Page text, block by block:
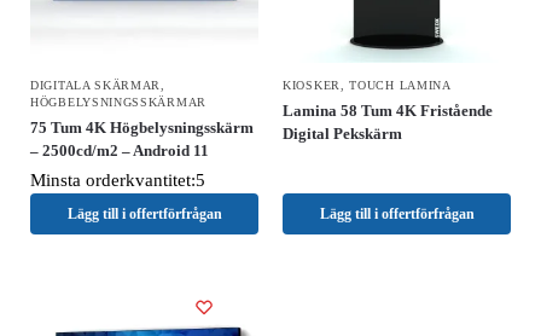
DIGITALA SKÄRMAR
HÖGBELYSNINGSSKÄRMAR
75 Tum 4K Högbelysningsskärm
– 2500cd/m2 – Android 11
Minsta orderkvantitet:5
Lägg till i offertförfrågan
KIOSKER ,TOUCH LAMINA
Lamina 58 Tum 4K Fristående
Digital Pekskärm
Lägg till i offertförfrågan